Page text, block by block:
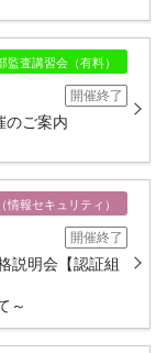
監査講習会（有料）
開催終了
のご案内
情報セキュリティ）
開催終了
説明会【認証組
】
～